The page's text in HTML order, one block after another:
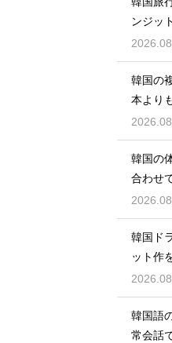
ンジッ
の観光
韓国の
本より
られる
韓国の
合わせ
驚きの
韓国ド
ット作
わりの
韓国語
常会話